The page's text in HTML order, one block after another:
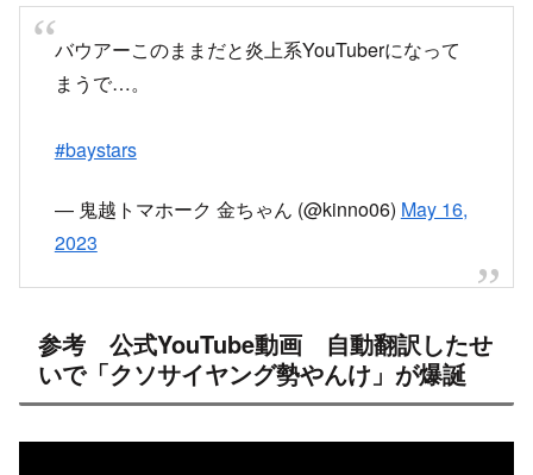
バウアーこのままだと炎上系YouTuberになって
まうで…。
#baystars
— 鬼越トマホーク 金ちゃん (@kinno06) May 16,
2023
参考 公式YouTube動画 自動翻訳したせ
いで「クソサイヤング勢やんけ」が爆誕